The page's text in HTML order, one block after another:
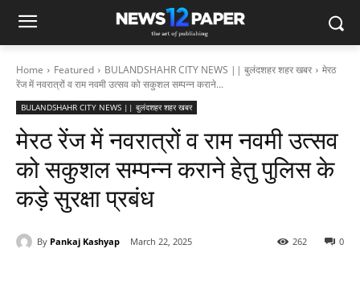
Home Featured BULANDSHAHR CITY NEWS || बुलंदशहर शहर खबर
मेरठ
रेंज में नवरात्रों व राम नवमी उत्सव को सकुशल सम्पन्न कराने...
BULANDSHAHR CITY NEWS || बुलंदशहर शहर खबर
मेरठ रेंज में नवरात्रों व राम नवमी उत्सव
को सकुशल सम्पन्न कराने हेतु पुलिस के
कड़े सुरक्षा प्रबंध
By Pankaj Kashyap March 22, 2025 0
262